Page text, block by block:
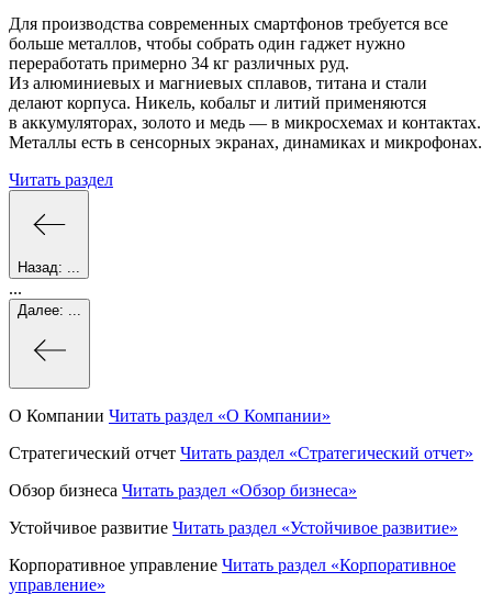
Для производства современных смартфонов требуется все
больше металлов, чтобы собрать один гаджет нужно
переработать примерно 34 кг различных руд.
Из алюминиевых и магниевых сплавов, титана и стали
делают корпуса. Никель, кобальт и литий применяются
в аккумуляторах, золото и медь — в микросхемах и контактах.
Металлы есть в сенсорных экранах, динамиках и микрофонах.
Читать раздел
Назад:
...
Далее:
О Компании Читать раздел «О Компании»
Стратегический отчет Читать раздел «Стратегический отчет»
Обзор бизнеса Читать раздел «Обзор бизнеса»
Устойчивое развитие Читать раздел «Устойчивое развитие»
Корпоративное управление Читать раздел «Корпоративное
управление»